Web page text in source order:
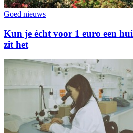
Goed nieuws
Kun je écht voor 1 euro een
zit het